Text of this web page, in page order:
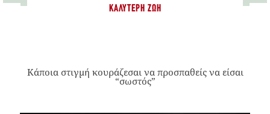
ΚΑΛΎΤΕΡΗ ΖΩΉ
Κάποια στιγμή κουράζεσαι να προσπαθείς να είσαι
“σωστός”